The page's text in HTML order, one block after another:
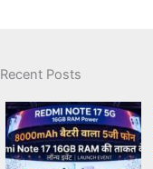
Recent Posts